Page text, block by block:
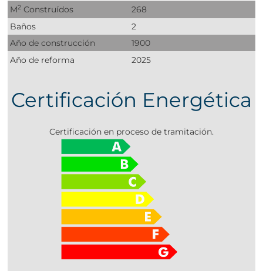
M2 Construídos
268
Baños
2
Año de construcción
1900
Año de reforma
2025
Certificación Energética
Certificación en proceso de tramitación.